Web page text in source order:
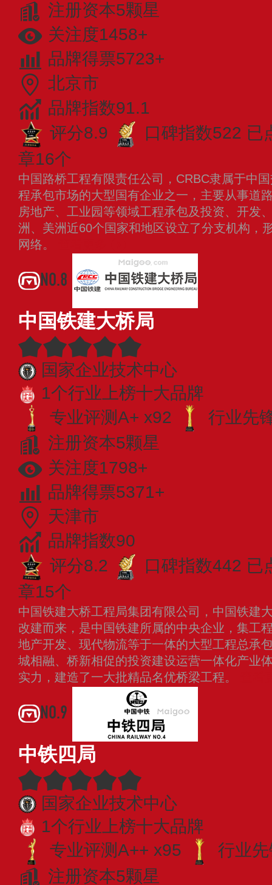
注册资本5颗星
关注度1458+
品牌得票5723+
北京市
品牌指数91.1
评分8.9
口碑指数522 已
章16个
中国路桥工程有限责任公司，CRBC隶属于中
程承包市场的大型国有企业之一，主要从事道
房地产、工业园等领域工程承包及投资、开发
洲、美洲近60个国家和地区设立了分支机构，
网络。
NO.8
中国铁建大桥局
国家企业技术中心
1个行业上榜十大品牌
专业评测A+ x92
行业先
注册资本5颗星
关注度1798+
品牌得票5371+
天津市
品牌指数90
评分8.2
口碑指数442 已
章15个
中国铁建大桥工程局集团有限公司，中国铁建
改建而来，是中国铁建所属的中央企业，集工
地产开发、现代物流等于一体的大型工程总承
城相融、桥新相促的投资建设运营一体化产业
实力，建造了一大批精品名优桥梁工程。
NO.9
中铁四局
国家企业技术中心
1个行业上榜十大品牌
专业​评测A++ x95
行业
注册资本5颗星